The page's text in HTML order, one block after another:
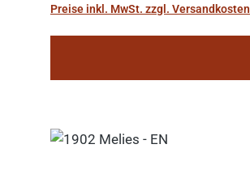
Preise inkl. MwSt. zzgl. Versandkosten